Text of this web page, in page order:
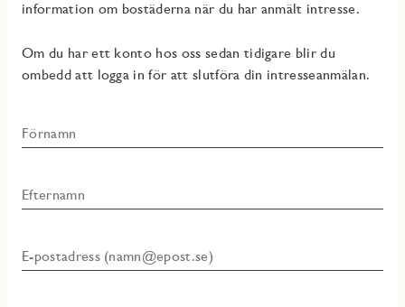
information om bostäderna när du har anmält intresse.
Om du har ett konto hos oss sedan tidigare blir du
ombedd att logga in för att slutföra din intresseanmälan.
Förnamn
Efternamn
E-postadress (namn@epost.se)